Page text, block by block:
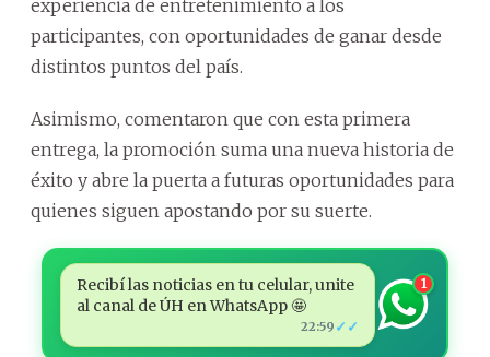
experiencia de entretenimiento a los
participantes, con oportunidades de ganar desde
distintos puntos del país.
Asimismo, comentaron que con esta primera
entrega, la promoción suma una nueva historia de
éxito y abre la puerta a futuras oportunidades para
quienes siguen apostando por su suerte.
Recibí las noticias en tu celular, unite
al canal de ÚH en WhatsApp 🤩
22:59 ✓✓
1